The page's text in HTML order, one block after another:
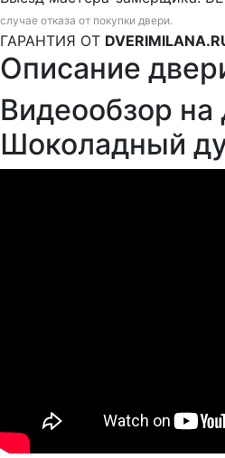
случае отказа от покупки двери.
ГАРАНТИЯ ОТ
Описание
Видеообзор
Шоколадный